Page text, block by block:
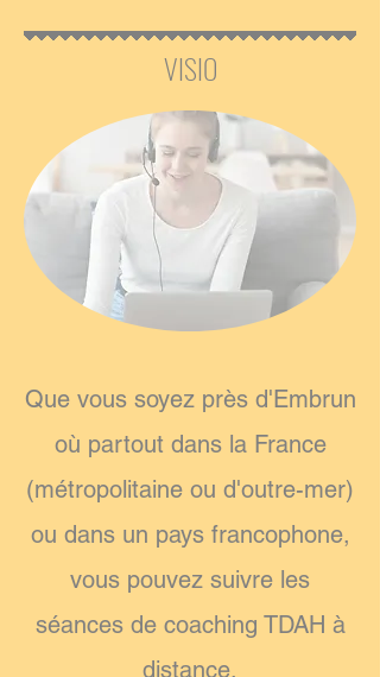
VISIO
Que vous soyez près d'Embrun
où partout dans la France
(métropolitaine ou d'outre-mer)
ou dans un pays francophone,
vous pouvez suivre les
séances de coaching TDAH à
distance.